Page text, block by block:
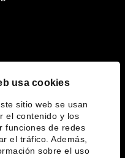
usa cookies
sitio web se usan
el contenido y los
funciones de redes
el tráfico. Además,
sobre el uso